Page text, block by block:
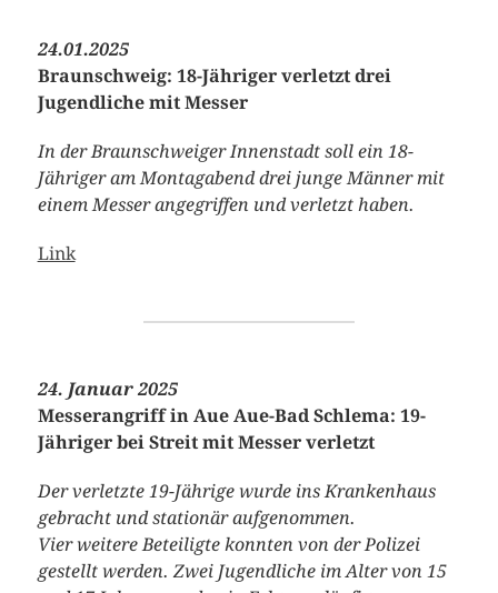
24.01.2025
Braunschweig: 18-Jähriger verletzt drei
Jugendliche mit Messer
In der Braunschweiger Innenstadt soll ein 18-
Jähriger am Montagabend drei junge Männer mit
einem Messer angegriffen und verletzt haben.
Link
24. Januar 2025
Messerangriff in Aue Aue-Bad Schlema: 19-
Jähriger bei Streit mit Messer verletzt
Der verletzte 19-Jährige wurde ins Krankenhaus
gebracht und stationär aufgenommen.
Vier weitere Beteiligte konnten von der Polizei
gestellt werden. Zwei Jugendliche im Alter von 15